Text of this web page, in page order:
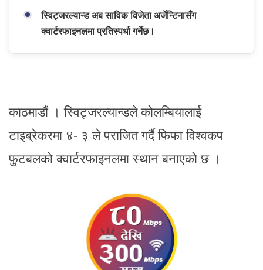
स्विट्जरल्यान्ड अब साविक विजेता अर्जेन्टिनासँग
क्वार्टरफाइनलमा प्रतिस्पर्धा गर्नेछ।
काठमाडौं । स्विट्जरल्यान्डले कोलम्बियालाई
टाइब्रेकरमा ४- ३ ले पराजित गर्दै फिफा विश्वकप
फुटबलको क्वार्टरफाइनलमा स्थान बनाएको छ ।